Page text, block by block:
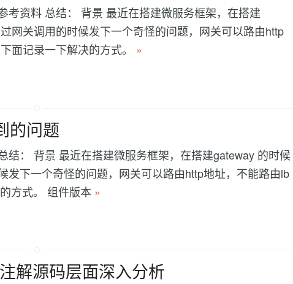
考资料 总结： 背景 最近在搭建微服务框架，在搭建
网关调用的时候发下一个奇怪的问题，网关可以路由http
面记录一下解决的方式。 »
的问题
结： 背景 最近在搭建微服务框架，在搭建gateway 的时候
发下一个奇怪的问题，网关可以路由http地址，不能路由lb
方式。 组件版本 »
解源码层面深入分析